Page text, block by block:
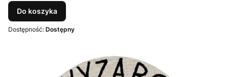
Do koszyka
Dostępność: Dostępny